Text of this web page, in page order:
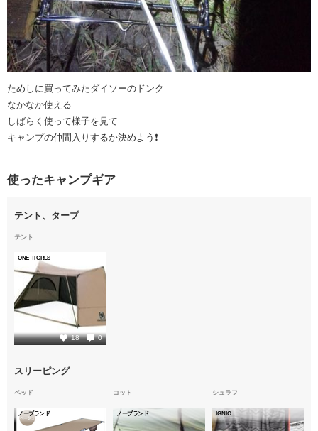
ためしに買ってみたダイソーのドンク
なかなか使える
しばらく使って様子を見て
キャンプの仲間入りするか決めよう❗
使ったキャンプギア
テント、タープ
テント
ONE TIGRLS
18 0
スリーピング
ベッド
ノーブランド
コット
ノーブランド
シュラフ
IGNIO